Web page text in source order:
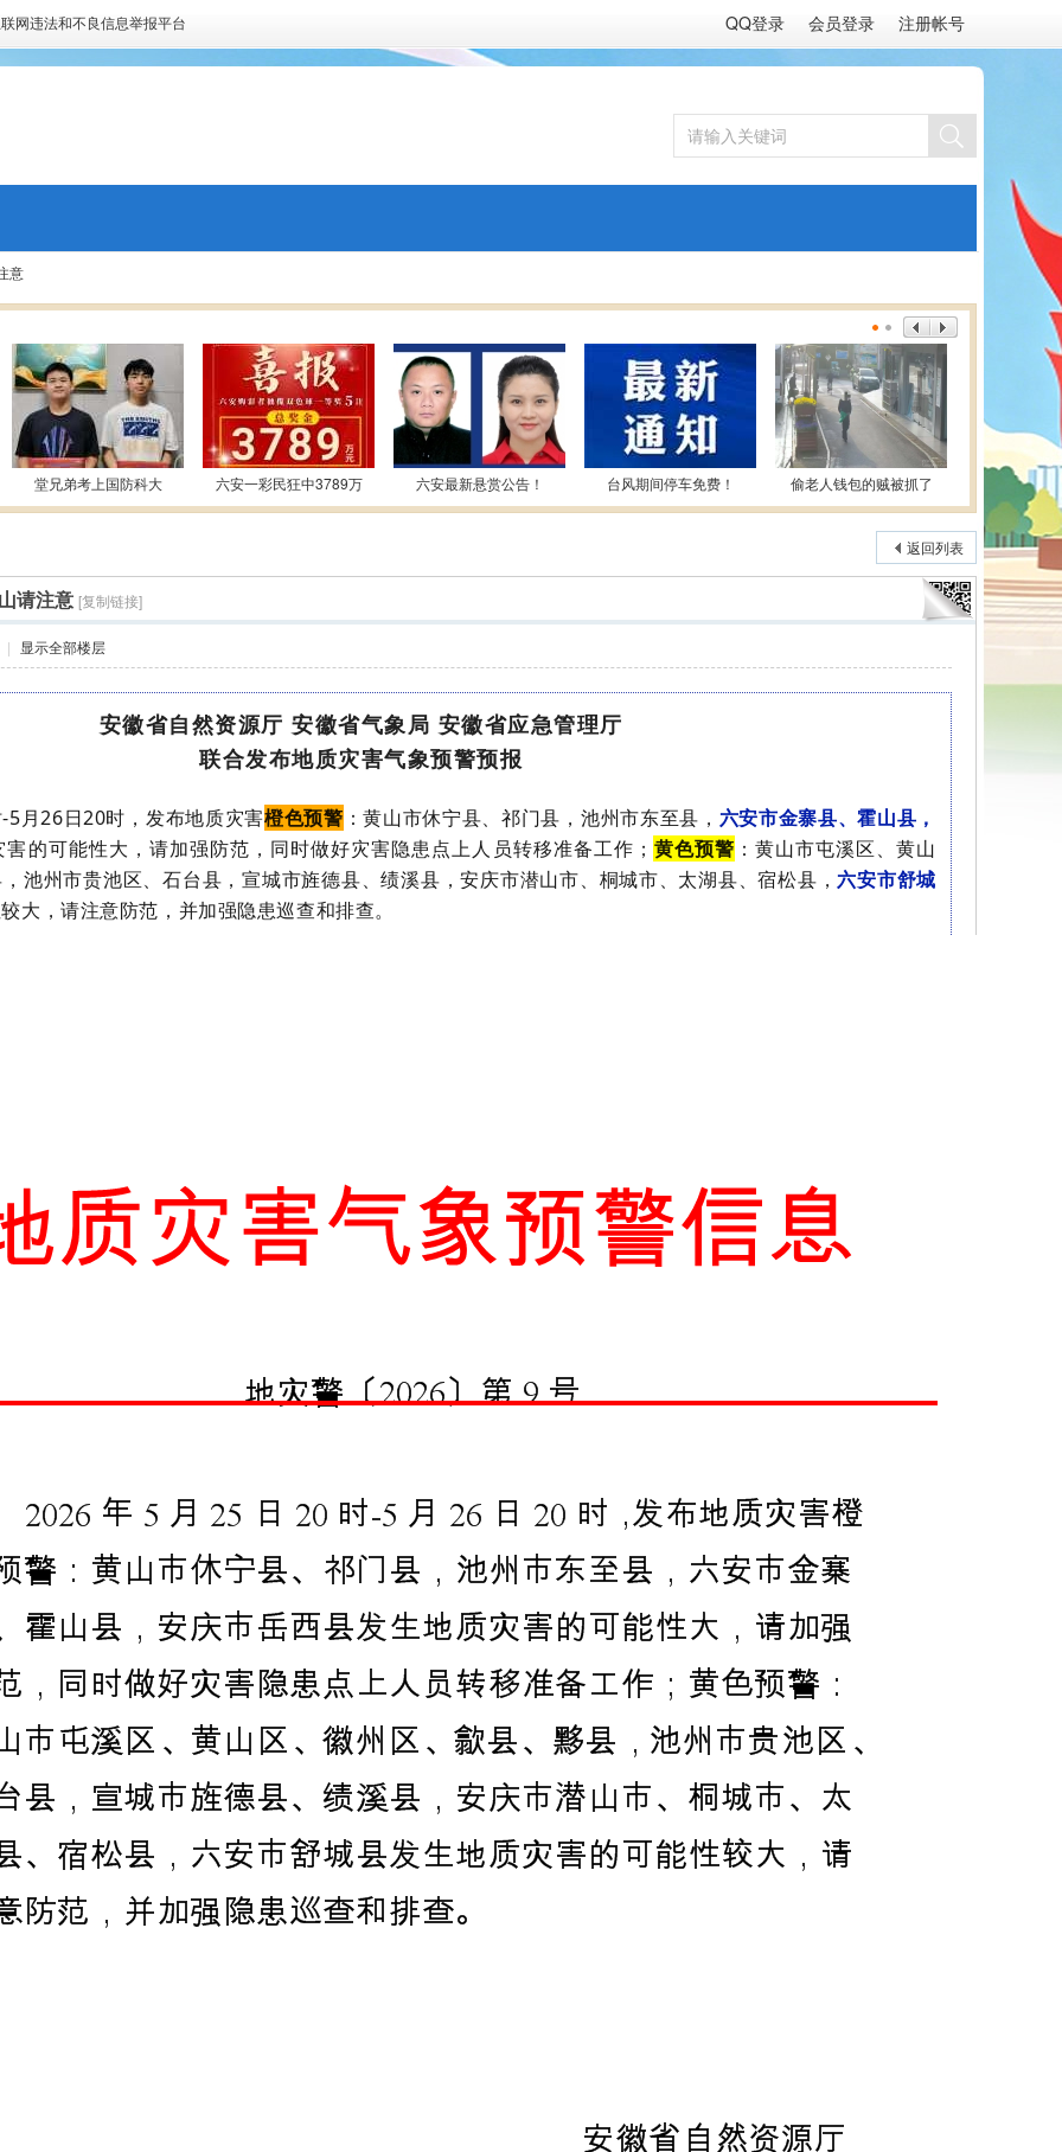
QQ登录 会员登录 注册帐号
网违法和不良信息举报平台
意
堂兄弟考上国防科大 六安一彩民狂中3789万 六安最新悬赏公告！ 台风期间停车免费！ 偷老人钱包的贼被抓了
返回列表
请注意 [复制链接]
| 显示全部楼层
安徽省自然资源厅 安徽省气象局 安徽省应急管理厅
联合发布地质灾害气象预警预报
月26日20时，发布地质灾害橙色预警 ：黄山市休宁县、祁门县，池州市东至县， 六安市金寨县、霍山县，
的可能性大，请加强防范，同时做好灾害隐患点上人员转移准备工作； 黄色预警 ：黄山市屯溪区、黄山
池州市贵池区、石台县，宣城市旌德县、绩溪县，安庆市潜山市、桐城市、太湖县、宿松县，六安市舒城
大，请注意防范，并加强隐患巡查和排查。